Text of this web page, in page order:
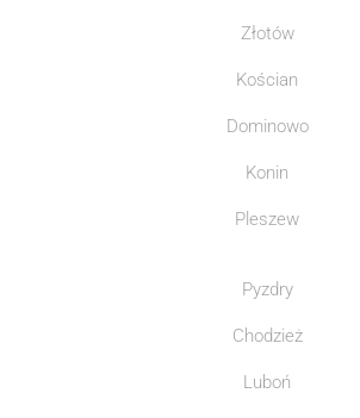
Złotów
Kościan
Dominowo
Konin
Pleszew
Pyzdry
Chodzież
Luboń